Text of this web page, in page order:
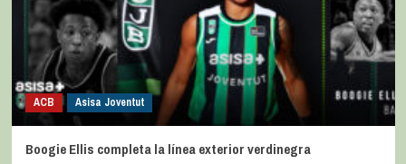
ACB Asisa Joventut
Boogie Ellis completa la línea exterior verdinegra